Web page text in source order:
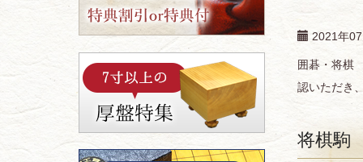
2021年
囲碁・将棋
認いただき
将棋駒